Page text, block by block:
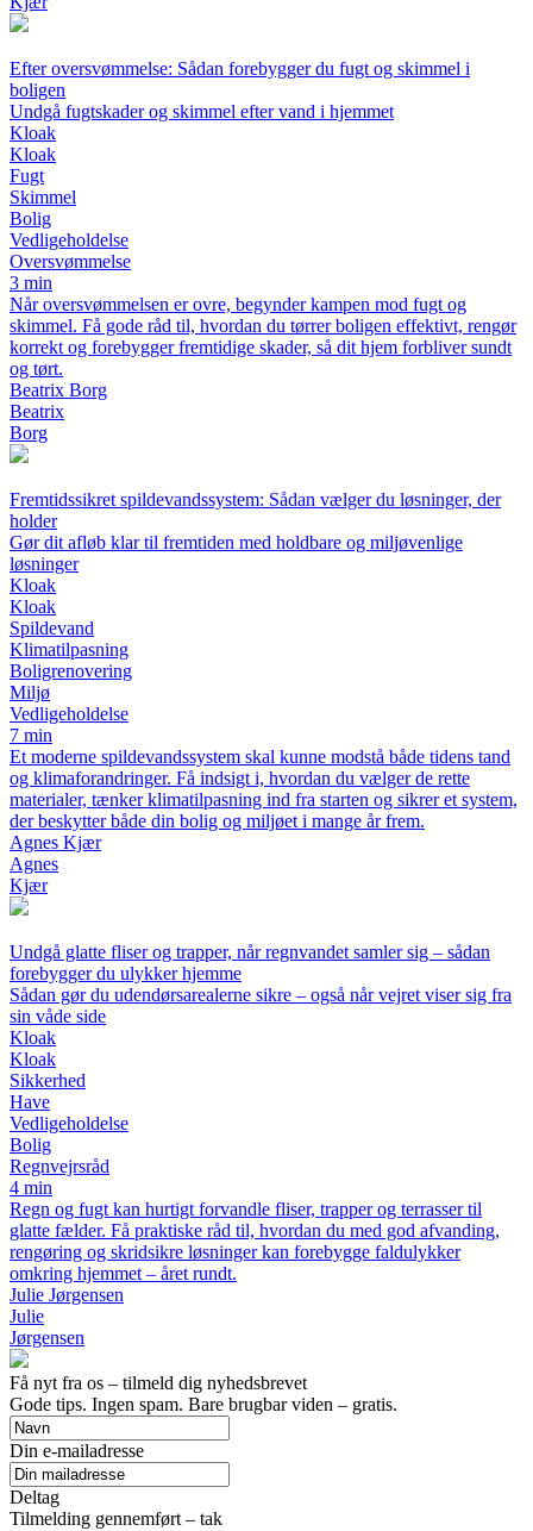
Efter oversvømmelse: Sådan forebygger du fugt og skimmel i
boligen
Undgå fugtskader og skimmel efter vand i hjemmet
Kloak
Kloak
Fugt
Skimmel
Bolig
Vedligeholdelse
Oversvømmelse
3 min
Når oversvømmelsen er ovre, begynder kampen mod fugt og
skimmel. Få gode råd til, hvordan du tørrer boligen effektivt, rengør
korrekt og forebygger fremtidige skader, så dit hjem forbliver sundt
og tørt.
Beatrix Borg
Beatrix
Borg
Fremtidssikret spildevandssystem: Sådan vælger du løsninger, der
holder
Gør dit afløb klar til fremtiden med holdbare og miljøvenlige
løsninger
Kloak
Kloak
Spildevand
Klimatilpasning
Boligrenovering
Miljø
Vedligeholdelse
7 min
Et moderne spildevandssystem skal kunne modstå både tidens tand
og klimaforandringer. Få indsigt i, hvordan du vælger de rette
materialer, tænker klimatilpasning ind fra starten og sikrer et system,
der beskytter både din bolig og miljøet i mange år frem.
Agnes Kjær
Agnes
Kjær
Undgå glatte fliser og trapper, når regnvandet samler sig – sådan
forebygger du ulykker hjemme
Sådan gør du udendørsarealerne sikre – også når vejret viser sig fra
sin våde side
Kloak
Kloak
Sikkerhed
Have
Vedligeholdelse
Bolig
Regnvejrsråd
4 min
Regn og fugt kan hurtigt forvandle fliser, trapper og terrasser til
glatte fælder. Få praktiske råd til, hvordan du med god afvanding,
rengøring og skridsikre løsninger kan forebygge faldulykker
omkring hjemmet – året rundt.
Julie Jørgensen
Julie
Jørgensen
Få nyt fra os – tilmeld dig nyhedsbrevet
Gode tips. Ingen spam. Bare brugbar viden – gratis.
Din e-mailadresse
Deltag
Tilmelding gennemført – tak